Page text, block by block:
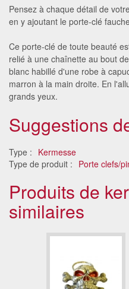
Pensez à chaque détail de
en y ajoutant le porte-clé
Ce porte-clé de toute beauté
relié à une chaînette au bout
blanc habillé d'une robe à
marron à la main droite. En
grands yeux.
Suggestions
Type : Kermesse
Type de produit : Porte clefs/
Produits de
similaires